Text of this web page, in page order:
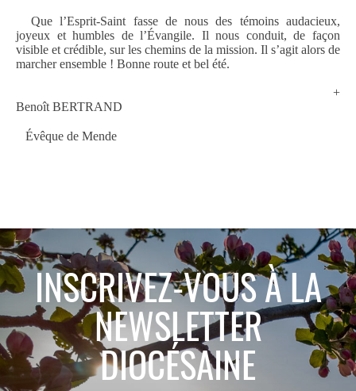
Que l’Esprit-Saint fasse de nous des témoins audacieux,
joyeux et humbles de l’Évangile. Il nous conduit, de façon
visible et crédible, sur les chemins de la mission. Il s’agit alors de
marcher ensemble ! Bonne route et bel été.
+
Benoît BERTRAND
Évêque de Mende
INSCRIVEZ-VOUS À LA
NEWSLETTER
DIOCÉSAINE